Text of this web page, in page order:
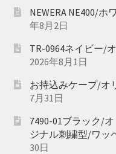
NEWERA NE400/
年8月2日
TR-0964ネイビー/
2026年8月1日
お持込みケープ/オ
7月31日
7490-01ブラック/
ジナル刺繍型/ワ
30日